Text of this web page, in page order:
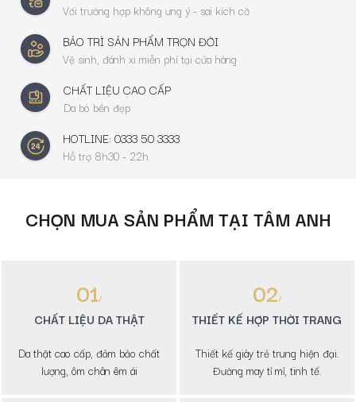
Với trường hợp không ưng ý - sai kích cỡ
BẢO TRÌ SẢN PHẨM TRỌN ĐỜI
Vệ sinh, đánh xi miễn phí tại cửa hàng
CHẤT LIỆU CAO CẤP
Da bò bền đẹp
HOTLINE: 0333 50 3333
Hỗ trợ 8h30 - 22h
CHỌN MUA SẢN PHẨM TẠI TÂM ANH
01
CHẤT LIỆU DA THẬT
Da thật cao cấp, đảm bảo chất
lượng, ôm chân êm ái
02
THIẾT KẾ HỢP THỜI TRANG
Thiết kế giày trẻ trung hiện đại.
Đường may tỉ mỉ, tinh tế.